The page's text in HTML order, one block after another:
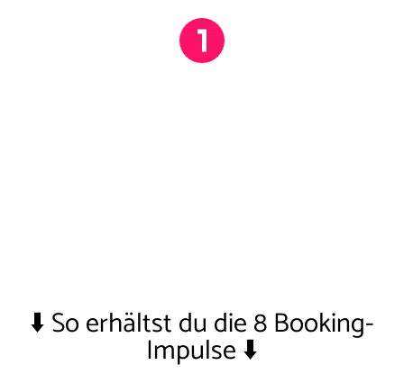
⬇️ So erhältst du die 8 Booking-
Impulse ⬇️